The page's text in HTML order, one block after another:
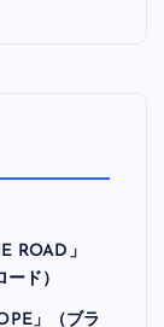
ROAD」
ド）
」（ブラ